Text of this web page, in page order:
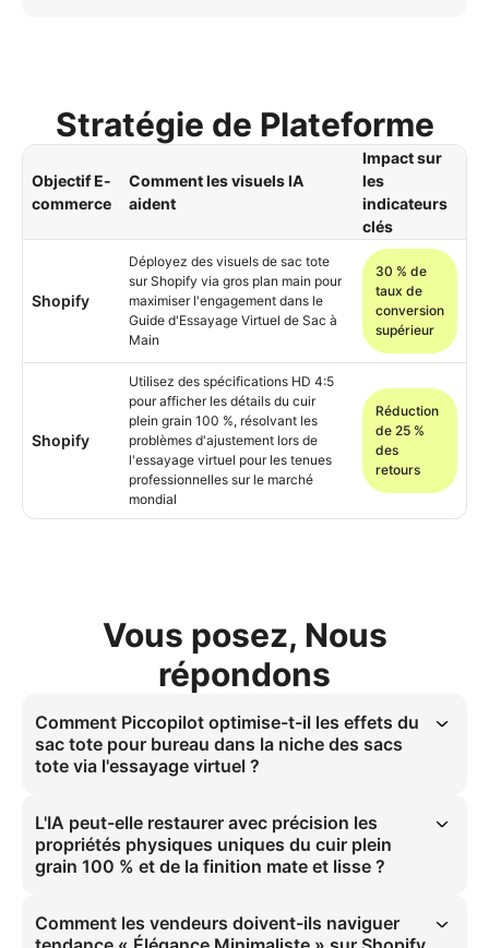
Stratégie de Plateforme
Objectif E-
commerce
Comment les visuels IA
aident
Impact sur
les
indicateurs
clés
Shopify
Déployez des visuels de sac tote
sur Shopify via gros plan main pour
maximiser l'engagement dans le
Guide d'Essayage Virtuel de Sac à
Main
30 % de
taux de
conversion
supérieur
Shopify
Utilisez des spécifications HD 4:5
pour afficher les détails du cuir
plein grain 100 %, résolvant les
problèmes d'ajustement lors de
l'essayage virtuel pour les tenues
professionnelles sur le marché
mondial
Réduction
de 25 %
des
retours
Vous posez, Nous
répondons
Comment Piccopilot optimise-t-il les effets du
sac tote pour bureau dans la niche des sacs
tote via l'essayage virtuel ?
pour bureau dans la niche des sacs tote via l'essayage virtuel. Il
utilise les détails en cuir plein grain 100 % pour résoudre les
problèmes d'essayage virtuel avec les tenues professionnelles. Le
rapport 4:5 appliqué à la photographie professionnelle de sac sur
utilisateur sur le marché mondial.
L'IA peut-elle restaurer avec précision les
propriétés physiques uniques du cuir plein
grain 100 % et de la finition mate et lisse ?
physiques uniques du cuir plein grain 100 % et de la finition mate et
lisse. Elle simule le comportement matériel sous éclairage studio
Comment les vendeurs doivent-ils naviguer